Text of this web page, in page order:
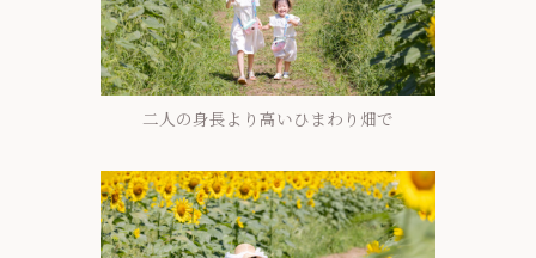
二人の身長より高いひまわり畑で